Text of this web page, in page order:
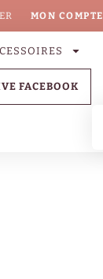
MON COMPTE
FACEBOOK